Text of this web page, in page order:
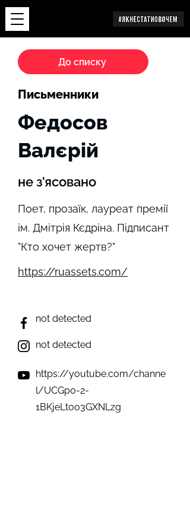
До списку
Письменники
не з'ясовано
Федосов
Валєрій
Поет, прозаїк, лауреат премії
ім. Дмітрія Кєдріна. Підписант
"Кто хочет жертв?"
https://ruassets.com/
not detected
not detected
https://youtube.com/channe
l/UCGp0-2-
1BKjeLtoo3GXNLzg